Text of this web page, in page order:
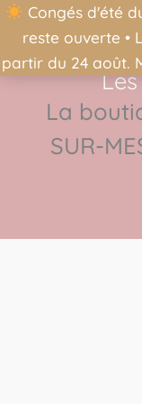
Congés d'été
reste ouverte •
partir du 24 août.
La
SUR-